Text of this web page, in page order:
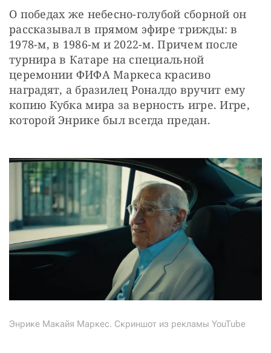
О победах же небесно-голубой сборной он
рассказывал в прямом эфире трижды: в
1978-м, в 1986-м и 2022-м. Причем после
турнира в Катаре на специальной
церемонии ФИФА Маркеса красиво
наградят, а бразилец Роналдо вручит ему
копию Кубка мира за верность игре. Игре,
которой Энрике был всегда предан.
Энрике Макайя Маркес. Скриншот из рекламы YouTube